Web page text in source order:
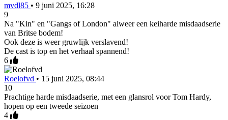
mvdl85 • 9 juni 2025, 16:28
9
Na "Kin" en "Gangs of London" alweer een keiharde misdaadserie
van Britse bodem!
Ook deze is weer gruwlijk verslavend!
De cast is top en het verhaal spannend!
6
Roelofvd • 15 juni 2025, 08:44
10
Prachtige harde misdaadserie, met een glansrol voor Tom Hardy,
hopen op een tweede seizoen
4